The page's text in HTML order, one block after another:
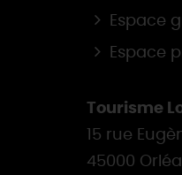
Espace
Espace
Tourisme
15 rue
45000